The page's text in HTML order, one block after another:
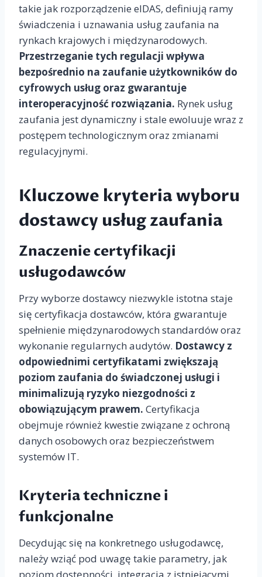
takie jak rozporządzenie eIDAS, definiują ramy
świadczenia i uznawania usług zaufania na
rynkach krajowych i międzynarodowych.
Przestrzeganie tych regulacji wpływa
bezpośrednio na zaufanie użytkowników do
cyfrowych usług oraz gwarantuje
interoperacyjność rozwiązania. Rynek usług
zaufania jest dynamiczny i stale ewoluuje wraz z
postępem technologicznym oraz zmianami
regulacyjnymi.
Kluczowe kryteria wyboru
dostawcy usług zaufania
Znaczenie certyfikacji
usługodawców
Przy wyborze dostawcy niezwykle istotna staje
się certyfikacja dostawców, która gwarantuje
spełnienie międzynarodowych standardów oraz
wykonanie regularnych audytów. Dostawcy z
odpowiednimi certyfikatami zwiększają
poziom zaufania do świadczonej usługi i
minimalizują ryzyko niezgodności z
obowiązującym prawem. Certyfikacja
obejmuje również kwestie związane z ochroną
danych osobowych oraz bezpieczeństwem
systemów IT.
Kryteria techniczne i
funkcjonalne
Decydując się na konkretnego usługodawcę,
należy wziąć pod uwagę takie parametry, jak
poziom dostępności, integracja z istniejącymi